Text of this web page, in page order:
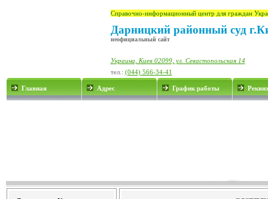
Справочно-информационный центр для граждан
Дарницкий районный суд
неофициальный сайт
Украина, Киев 02099, ул. Севастопольская 14
тел.: (044) 566-34-41
Главная Адрес График работы